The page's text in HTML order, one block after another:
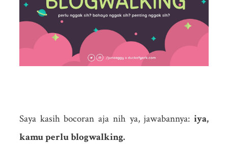
Saya kasih bocoran aja nih ya, jawabannya: iya,
kamu perlu blogwalking.